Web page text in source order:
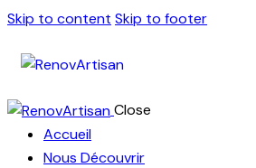
Skip to content Skip to footer
Close
Accueil
Nous Découvrir